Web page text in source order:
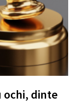
ochi, dinte